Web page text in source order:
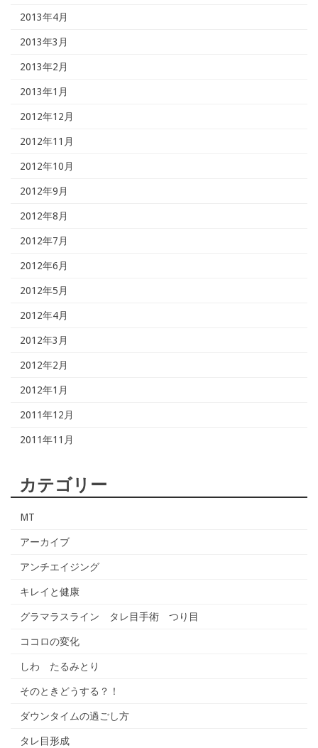
2013年4月
2013年3月
2013年2月
2013年1月
2012年12月
2012年11月
2012年10月
2012年9月
2012年8月
2012年7月
2012年6月
2012年5月
2012年4月
2012年3月
2012年2月
2012年1月
2011年12月
2011年11月
カテゴリー
MT
アーカイブ
アンチエイジング
キレイと健康
グラマラスライン タレ目手術 つり目
ココロの変化
しわ たるみとり
そのときどうする？！
ダウンタイムの過ごし方
タレ目形成